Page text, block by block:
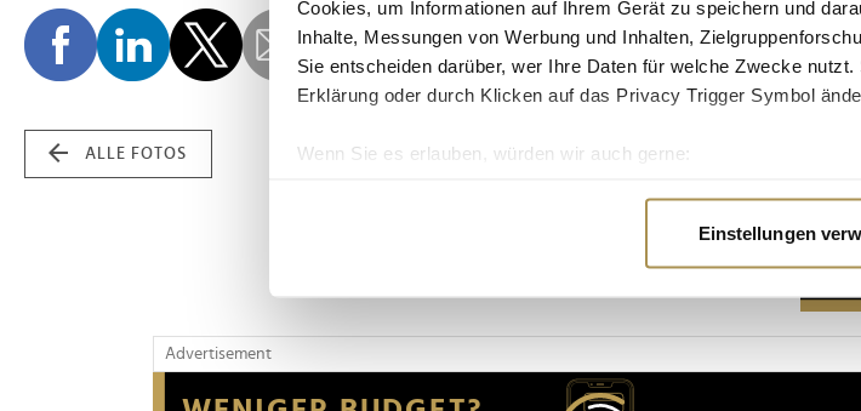
Cookies, um Informationen auf Ihrem Gerät zu speichern und
Inhalte, Messungen von Werbung und Inhalten,
Sie entscheiden darüber, wer Ihre Daten für welche Zwecke
Erklärung oder durch Klicken auf das Privacy Trigger Symbol
Wenn Sie es erlauben, würden wir auch gerne:
Erfahren Sie mehr darüber, wie Ihre persönlichen Daten
Wir verwenden Cookies, um Inhalte und Anzeigen zu
Website an unsere Partner für soziale Medien, Werbung und
Einstellungen
ALLE FOTOS
Advertisement